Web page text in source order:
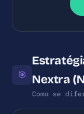
🎯
Nextra
Como se